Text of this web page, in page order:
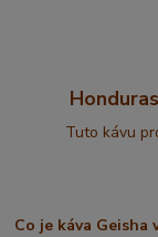
Tuto kávu
Co je káva Geisha